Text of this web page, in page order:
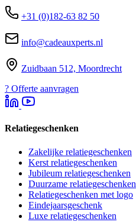
+31 (0)182-63 82 50
info@cadeauxperts.nl
Zuidbaan 512, Moordrecht
? Offerte aanvragen
Relatiegeschenken
Zakelijke relatiegeschenken
Kerst relatiegeschenken
Jubileum relatiegeschenken
Duurzame relatiegeschenken
Relatiegeschenken met logo
Eindejaarsgeschenk
Luxe relatiegeschenken